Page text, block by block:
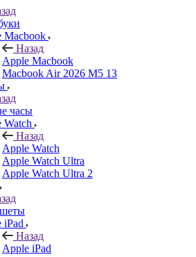
Macbook
Назад
Apple Macbook
Macbook Air 2026 M5 13
часы
Watch
Назад
Apple Watch
Apple Watch Ultra
Apple Watch Ultra 2
iPad
Назад
Apple iPad